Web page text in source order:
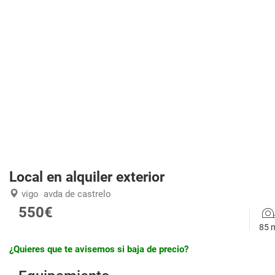
Local en alquiler exterior
vigo avda de castrelo
550€
85
¿Quieres que te avisemos si baja de precio?